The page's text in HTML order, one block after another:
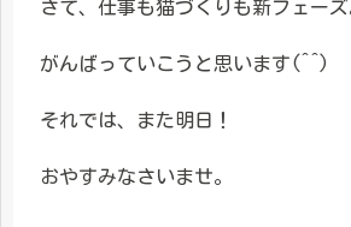
さて、仕事も猫づくりも新フェーズ
がんばっていこうと思います(^^)
それでは、また明日！
おやすみなさいませ。